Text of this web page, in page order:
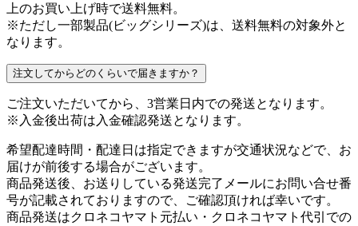
上のお買い上げ時で送料無料。
※ただし一部製品(ビッグシリーズ)は、送料無料の対象外と
なります。
注文してからどのくらいで届きますか？
ご注文いただいてから、3営業日内での発送となります。
※入金後出荷は入金確認発送となります。
希望配達時間・配達日は指定できますが交通状況などで、お
届けが前後する場合がございます。
商品発送後、お送りしている発送完了メールにお問い合せ番
号が記載されておりますので、ご確認頂ければ幸いです。
商品発送はクロネコヤマト元払い・クロネコヤマト代引での